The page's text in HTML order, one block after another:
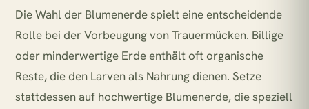
Die Wahl der Blumenerde spielt eine entscheidende
Rolle bei der Vorbeugung von Trauermücken. Billige
oder minderwertige Erde enthält oft organische
Reste, die den Larven als Nahrung dienen. Setze
stattdessen auf hochwertige Blumenerde, die speziell